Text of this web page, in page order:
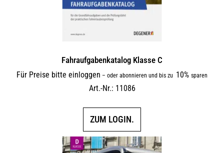
Fahraufgabenkatalog Klasse C
Für Preise bitte einloggen – oder abonnieren und bis zu 10% sparen
Art.-Nr.: 11086
ZUM LOGIN.